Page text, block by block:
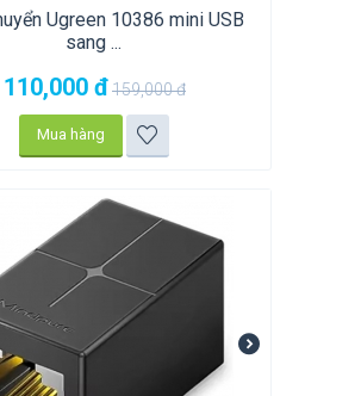
Ugreen 10386 mini USB
sang ...
110,000 đ159,000đ
Mua hàng